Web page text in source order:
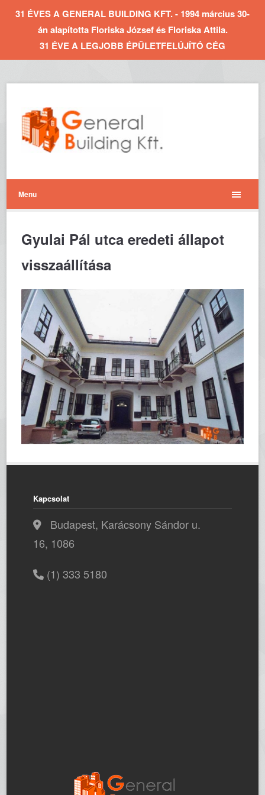
31 ÉVES A GENERAL BUILDING KFT. - 1994 március 30-
án alapította Floriska József és Floriska Attila.
31 ÉVE A LEGJOBB ÉPÜLETFELÚJÍTÓ CÉG
Menu
Gyulai Pál utca eredeti állapot
visszaállítása
Kapcsolat
Budapest, Karácsony Sándor u.
16, 1086
(1) 333 5180